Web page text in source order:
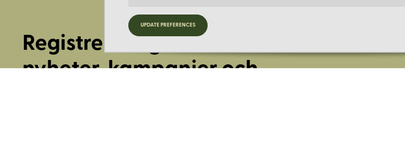
UPDATE PREFERENCES
Registrera dig för
nyheter, kampanjer och